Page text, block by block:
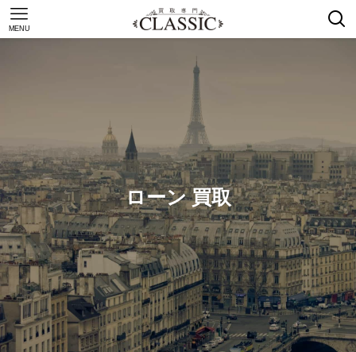
MENU
ローン 買取